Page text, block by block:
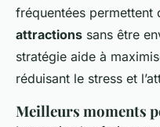
fréquentées
attractions sans être
stratégie aide à
réduisant le stress et
Meilleurs moments